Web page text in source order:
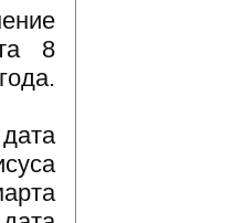
8